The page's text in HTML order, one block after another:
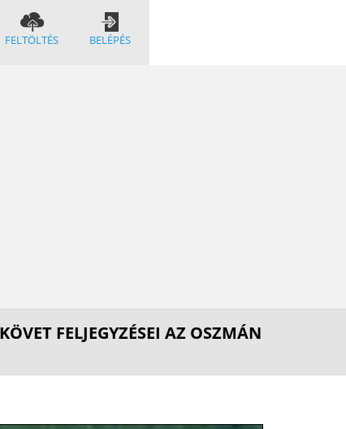
FELTÖLTÉS BELÉPÉS
FELJEGYZÉSEI AZ OSZMÁN